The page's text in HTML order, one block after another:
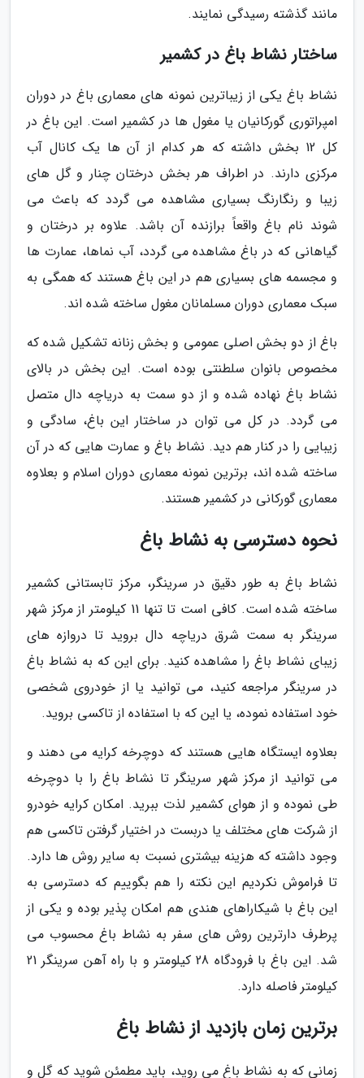
مانند گذشته رسیدگی نمایند.
ساختار نشاط باغ در کشمیر
نشاط باغ یکی از زیباترین نمونه های معماری باغ در دوران
امپراتوری گورکانیان یا مغول ها در کشمیر است. این باغ در
کل 12 بخش داشته که هر کدام از آن ها یک کانال آب
مرکزی دارند. در اطراف هر بخش درختان چنار و گل های
زیبا و رنگارنگ بسیاری مشاهده می گردد که باعث می
شوند نام باغ واقعاً برازنده آن باشد. علاوه بر درختان و
گیاهانی که در باغ مشاهده می گردد، آب نماها، عمارت ها
و مجسمه های بسیاری هم در این باغ هستند که همگی به
سبک معماری دوران مسلمانان مغول ساخته شده اند.
باغ از دو بخش اصلی عمومی و بخش زنانه تشکیل شده که
مخصوص بانوان سلطنتی بوده است. این بخش در بالای
نشاط باغ نهاده شده و از دو سمت به دریاچه دال متصل
می گردد. در کل می توان در ساختار این باغ، سادگی و
زیبایی را در کنار هم دید. نشاط باغ و عمارت هایی که در آن
ساخته شده اند، برترین نمونه معماری دوران اسلام و بعلاوه
معماری گورکانی در کشمیر هستند.
نحوه دسترسی به نشاط باغ
نشاط باغ به طور دقیق در سرینگر، مرکز تابستانی کشمیر
ساخته شده است. کافی است تا تنها 11 کیلومتر از مرکز شهر
سرینگر به سمت شرق دریاچه دال بروید تا دروازه های
زیبای نشاط باغ را مشاهده کنید. برای این که به نشاط باغ
در سرینگر مراجعه کنید، می توانید یا از خودروی شخصی
خود استفاده نموده، یا این که با استفاده از تاکسی بروید.
بعلاوه ایستگاه هایی هستند که دوچرخه کرایه می دهند و
می توانید از مرکز شهر سرینگر تا نشاط باغ را با دوچرخه
طی نموده و از هوای کشمیر لذت ببرید. امکان کرایه خودرو
از شرکت های مختلف یا دربست در اختیار گرفتن تاکسی هم
وجود داشته که هزینه بیشتری نسبت به سایر روش ها دارد.
تا فراموش نکردیم این نکته را هم بگوییم که دسترسی به
این باغ با شیکاراهای هندی هم امکان پذیر بوده و یکی از
پرطرف دارترین روش های سفر به نشاط باغ محسوب می
شد. این باغ با فرودگاه 28 کیلومتر و با راه آهن سرینگر 21
کیلومتر فاصله دارد.
برترین زمان بازدید از نشاط باغ
زمانی که به نشاط باغ می روید، باید مطمئن شوید که گل و